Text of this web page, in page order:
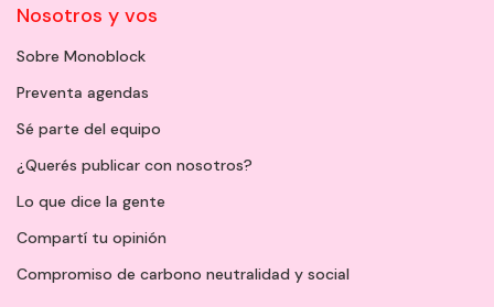
Nosotros y vos
Sobre Monoblock
Preventa agendas
Sé parte del equipo
¿Querés publicar con nosotros?
Lo que dice la gente
Compartí tu opinión
Compromiso de carbono neutralidad y social